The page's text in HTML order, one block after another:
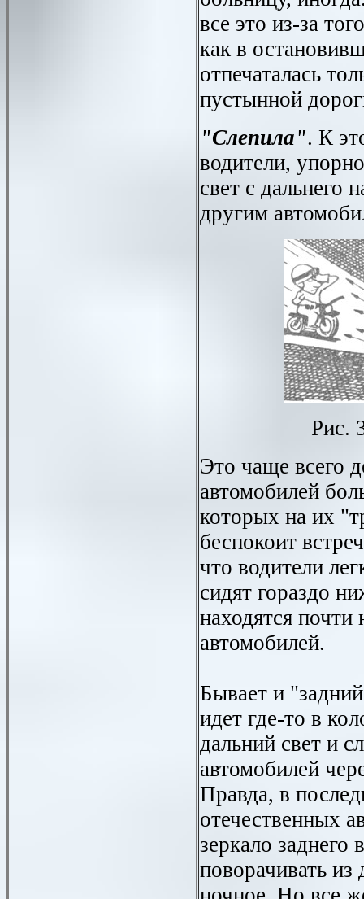
все это из-за
как в
отпечаталась
пустынной
"Слепила". К
водители,
свет с дальнего
другим
Рис.
Это чаще всего
автомобилей
которых на их
беспокоит
что водители
сидят гораздо
находятся
автомобилей.
Бывает и
идет где-то в
дальний свет и
автомобилей
Правда, в
отечественных
зеркало заднего
поворачивать